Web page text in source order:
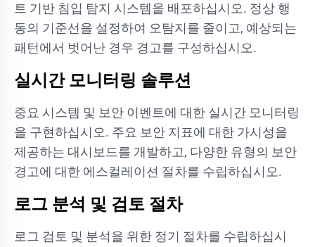
트 기반 침입 탐지 시스템을 배포하십시오. 정상 행
동의 기준선을 설정하여 오탐지를 줄이고, 예상되는
패턴에서 벗어난 경우 경고를 구성하십시오.
실시간 모니터링 솔루션
중요 시스템 및 보안 이벤트에 대한 실시간 모니터링
을 구현하십시오. 주요 보안 지표에 대한 가시성을
제공하는 대시보드를 개발하고, 다양한 유형의 보안
경고에 대한 에스컬레이션 절차를 수립하십시오.
로그 분석 및 검토 절차
로그 검토 및 분석을 위한 정기 절차를 수립하십시